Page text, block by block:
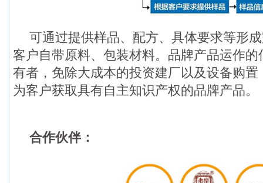
可通过提供样品、配方、具体要求等形
客户自带原料、包装材料。品牌产品运作
有者，免除大成本的投资建厂以及设备购
为客户获取具有自主知识产权的品牌产品。
合作伙伴：